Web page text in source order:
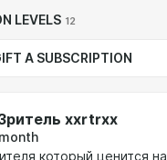
LEVELS 12
A SUBSCRIPTION
xxrtrxx
который ценится на